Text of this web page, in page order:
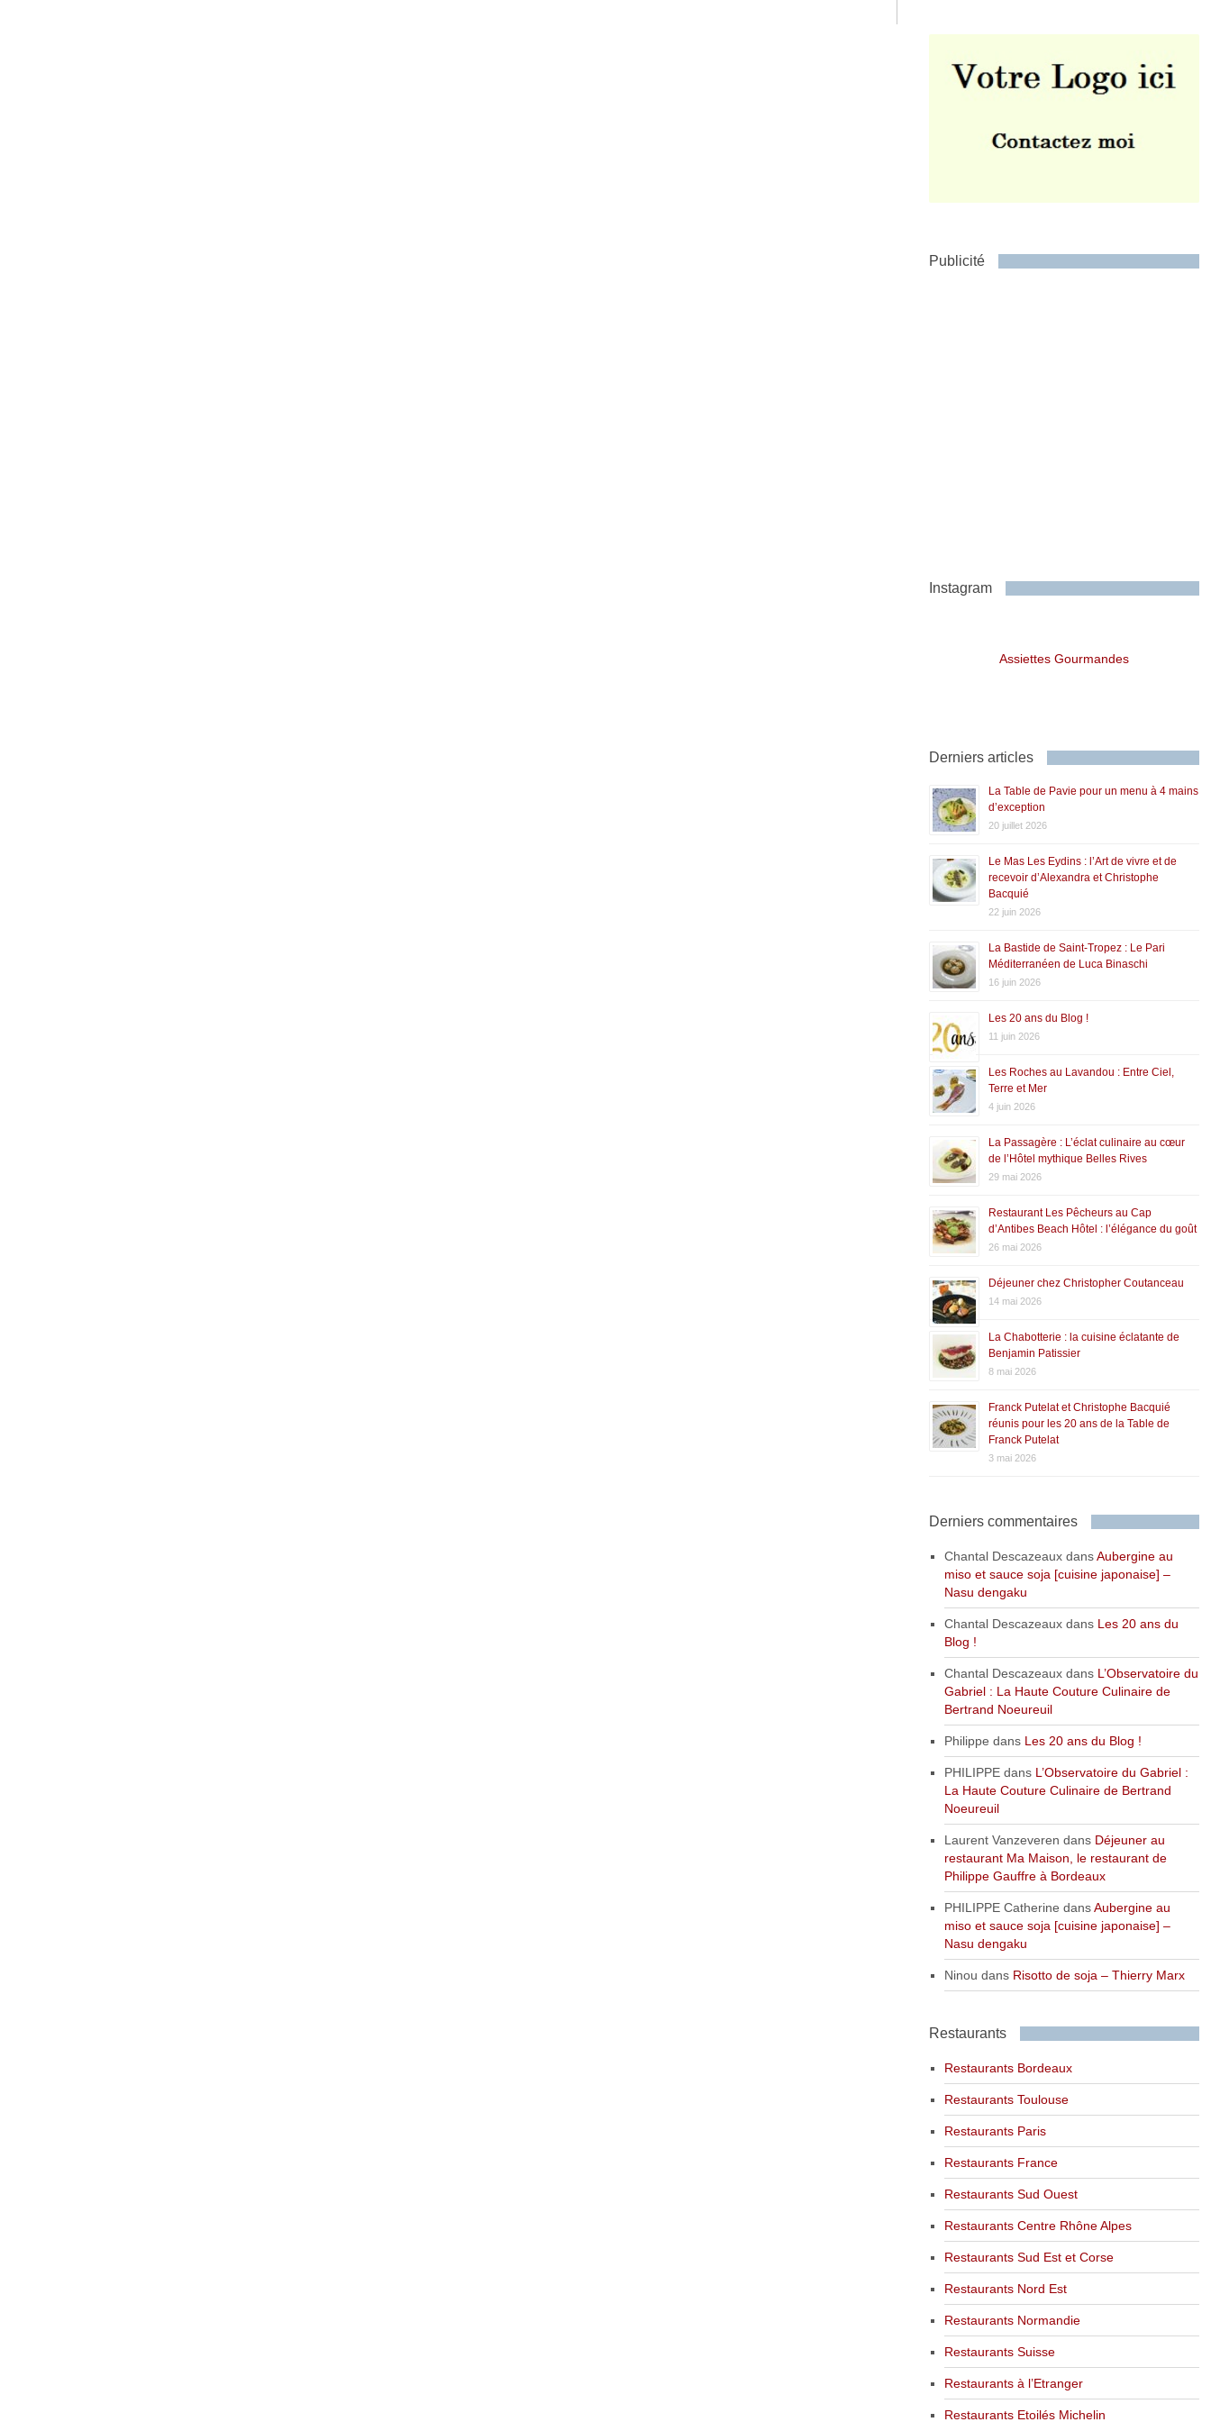
Publicité
Instagram
Assiettes Gourmandes
Derniers articles
La Table de Pavie pour un menu à 4 mains
d’exception
20 juillet 2026
Le Mas Les Eydins : l’Art de vivre et de
recevoir d’Alexandra et Christophe
Bacquié
22 juin 2026
La Bastide de Saint-Tropez : Le Pari
Méditerranéen de Luca Binaschi
16 juin 2026
Les 20 ans du Blog !
11 juin 2026
Les Roches au Lavandou : Entre Ciel,
Terre et Mer
4 juin 2026
La Passagère : L’éclat culinaire au cœur
de l’Hôtel mythique Belles Rives
29 mai 2026
Restaurant Les Pêcheurs au Cap
d’Antibes Beach Hôtel : l’élégance du goût
26 mai 2026
Déjeuner chez Christopher Coutanceau
14 mai 2026
La Chabotterie : la cuisine éclatante de
Benjamin Patissier
8 mai 2026
Franck Putelat et Christophe Bacquié
réunis pour les 20 ans de la Table de
Franck Putelat
3 mai 2026
Derniers commentaires
Chantal DescazeauxdansAubergine au
miso et sauce soja [cuisine japonaise] –
Nasu dengaku
Chantal Descazeauxdans Les 20 ans du
Blog !
Chantal Descazeauxdans L’Observatoire du
Gabriel : La Haute Couture Culinaire de
Bertrand Noeureuil
Philippe dans Les 20 ans du Blog !
PHILIPPEdans L’Observatoire du Gabriel :
La Haute Couture Culinaire de Bertrand
Noeureuil
Laurent Vanzeveren dans Déjeuner au
restaurant Ma Maison, le restaurant de
Philippe Gauffre à Bordeaux
PHILIPPE Catherine dansAubergine au
miso et sauce soja [cuisine japonaise] –
Nasu dengaku
Ninou dans Risotto de soja – Thierry Marx
Restaurants
Restaurants Bordeaux
Restaurants Toulouse
Restaurants Paris
Restaurants France
Restaurants Sud Ouest
Restaurants Centre Rhône Alpes
Restaurants Sud Est et Corse
Restaurants Nord Est
Restaurants Normandie
Restaurants Suisse
Restaurants à l’Etranger
Restaurants Etoilés Michelin